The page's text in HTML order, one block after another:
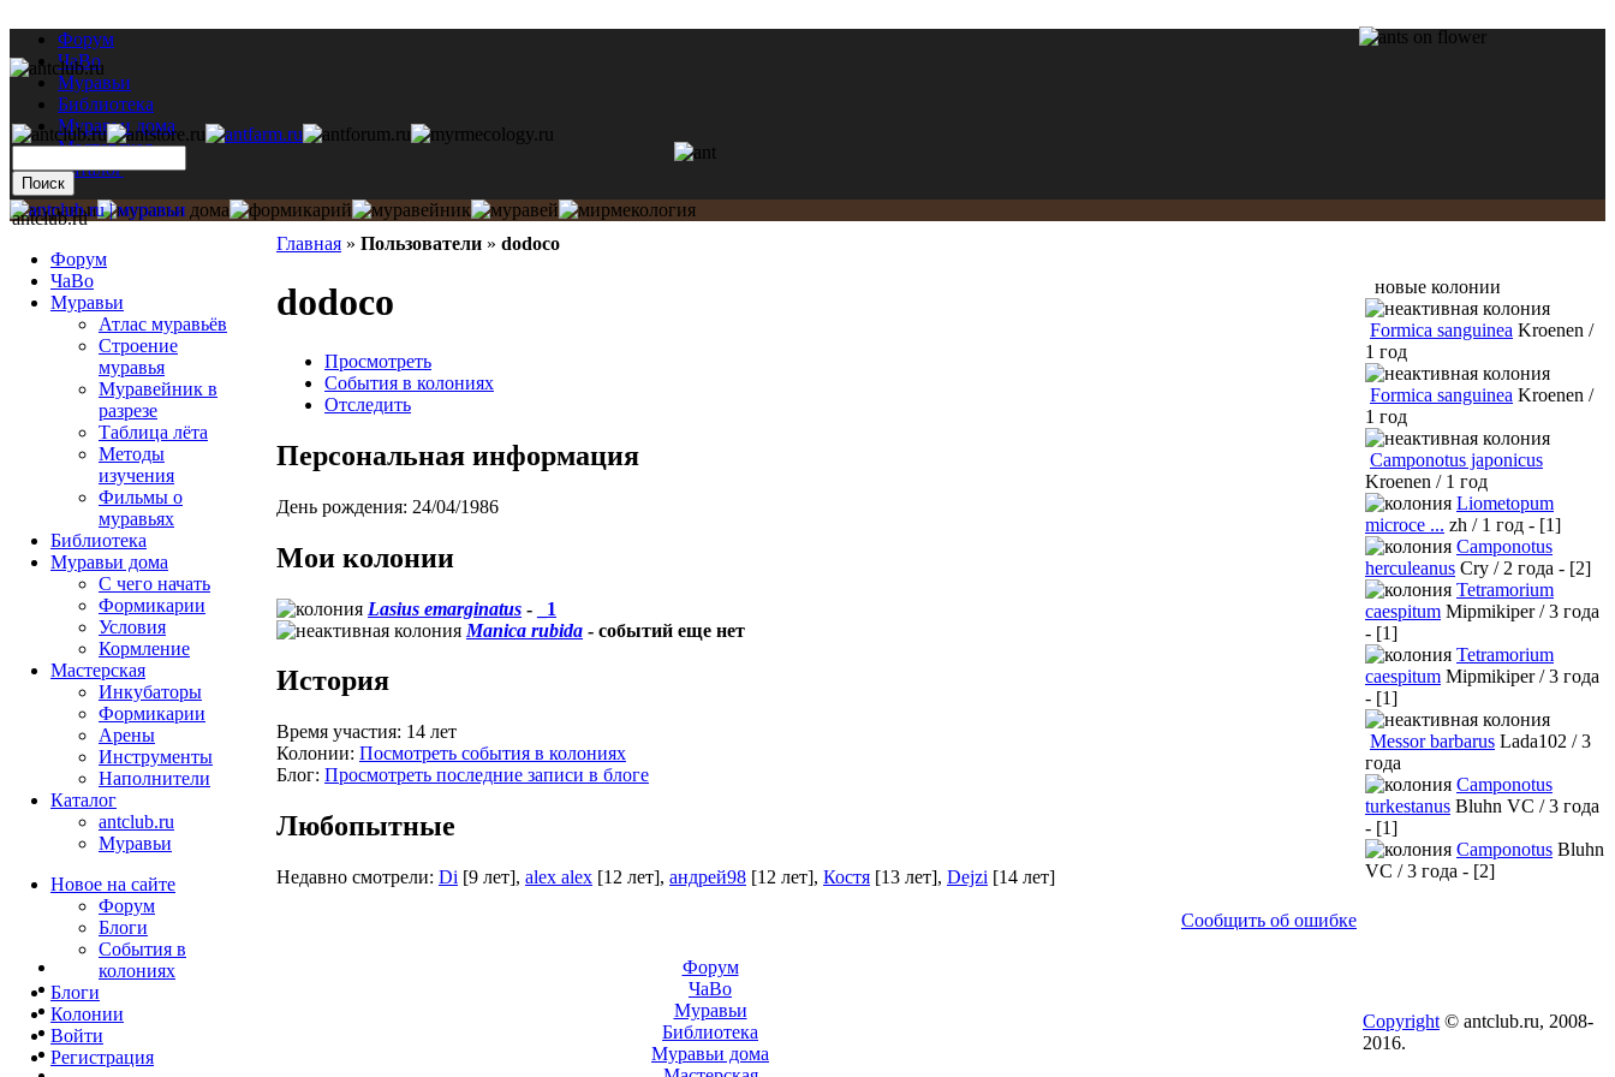
Форум
ЧаВо
Муравьи
Библиотека
Муравьи дома
Мастерская
Каталог
Главная » Пользователи » dodoco
dodoco
Просмотреть
События в колониях
Отследить
Персональная информация
День рождения: 24/04/1986
Мои колонии
Lasius emarginatus -
_1
Manica rubida - событий еще нет
История
Время участия: 14 лет
Колонии: Посмотреть события в колониях
Блог: Просмотреть последние записи в блоге
Любопытные
Недавно смотрели: Di [9 лет], alex alex [12 лет], андрей98 [12 лет], Костя [13 лет], Dejzi [14 лет]
Сообщить об ошибке
antclub.ru
Форум
ЧаВо
Муравьи
Атлас муравьёв
Строение
муравья
Муравейник в
разрезе
Таблица лёта
Методы
изучения
Фильмы о
муравьях
Библиотека
Муравьи дома
С чего начать
Формикарии
Условия
Кормление
Мастерская
Инкубаторы
Формикарии
Арены
Инструменты
Наполнители
Каталог
antclub.ru
Муравьи
Новое на сайте
Форум
Блоги
События в
колониях
Блоги
Колонии
Войти
Peгиcтpaция
новые колонии
Formica sanguinea Kroenen /
1 год
Formica sanguinea Kroenen /
1 год
Camponotus japonicus
Kroenen / 1 год
Liometopum
microce ... zh / 1 год - [1]
Camponotus
herculeanus Cry / 2 года - [2]
Tetramorium
caespitum Mipmikiper / 3 года
- [1]
Tetramorium
caespitum Mipmikiper / 3 года
- [1]
Messor barbarus Lada102 / 3
года
Camponotus
turkestanus Bluhn VC / 3 года
- [1]
Camponotus Bluhn
VC / 3 года - [2]
Форум
ЧаВо
Муравьи
Библиотека
Муравьи дома
Copyright © antclub.ru, 2008-
2016.